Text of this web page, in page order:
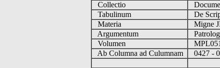
Collectio
Tabulinum
De
Materia
Migne
Argumentum
Volumen
Ab Columna ad Culumnam
0427 -